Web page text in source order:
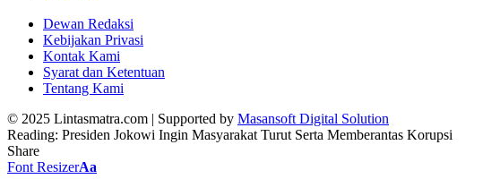
Dewan Redaksi
Kebijakan Privasi
Kontak Kami
Syarat dan Ketentuan
Tentang Kami
© 2025 Lintasmatra.com | Supported by Masansoft Digital Solution
Reading: Presiden Jokowi Ingin Masyarakat Turut Serta Memberantas Korupsi
Share
Font ResizerAa